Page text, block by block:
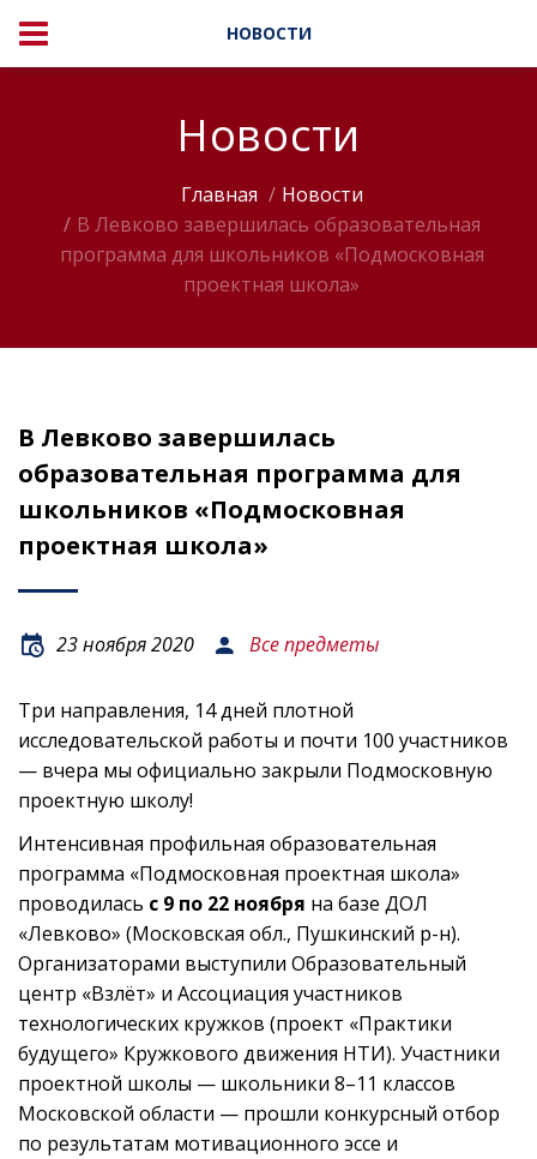
НОВОСТИ
Новости
Главная
Новости
В Левково завершилась образовательная
программа для школьников «Подмосковная
проектная школа»
В Левково завершилась
образовательная программа для
школьников «Подмосковная
проектная школа»
23 ноября 2020 Все предметы
Три направления, 14 дней плотной
исследовательской работы и почти 100 участников
— вчера мы официально закрыли Подмосковную
проектную школу!
Интенсивная профильная образовательная
программа «Подмосковная проектная школа»
проводилась с 9 по 22 ноября на базе ДОЛ
«Левково» (Московская обл., Пушкинский р-н).
Организаторами выступили Образовательный
центр «Взлёт» и Ассоциация участников
технологических кружков (проект «Практики
будущего» Кружкового движения НТИ). Участники
проектной школы — школьники 8–11 классов
Московской области — прошли конкурсный отбор
по результатам мотивационного эссе и